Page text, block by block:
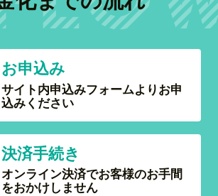
お申込み
サイト内申込みフォームよりお申
込みください
決済手続き
オンライン決済でお客様のお手間
をおかけしません